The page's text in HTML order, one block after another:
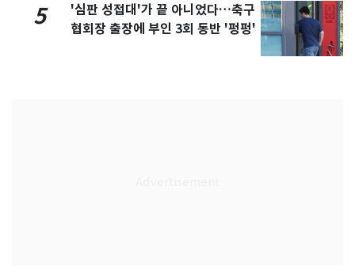
5
'심판 성접대'가 끝 아니었다…축구
협회장 출장에 부인 3회 동반 '펑펑'